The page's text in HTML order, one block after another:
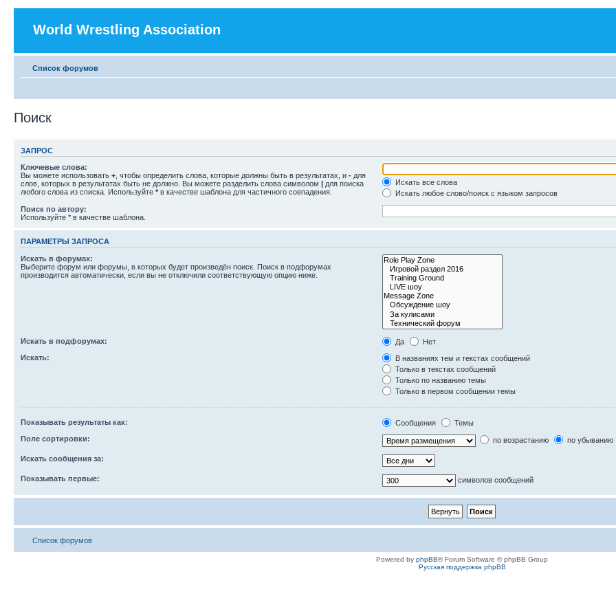
World Wrestling Association
Список форумов
Поиск
ЗАПРОС
Ключевые слова:
Вы можете использовать + , чтобы определить слова, которые должны быть в результатах, и - для
слов, которых в результатах быть не должно. Вы можете разделить слова символом | для поиска
любого слова из списка. Используйте * в качестве шаблона для частичного совпадения.
Искать все слова
Искать любое слово/поиск с языком запросов
Поиск по автору:
Используйте * в качестве шаблона.
ПАРАМЕТРЫ ЗАПРОСА
Искать в форумах:
Выберите форум или форумы, в которых будет произведён поиск. Поиск в подфорумах
производится автоматически, если вы не отключили соответствующую опцию ниже.
Искать в подфорумах: Да
Нет
Искать:
В названиях тем и текстах сообщений
Только в текстах сообщений
Только по названию темы
Только в первом сообщении темы
Показывать результаты как: Сообщения
Темы
Поле сортировки:
по возрастанию по убыванию
Искать сообщения за:
Показывать первые: символов сообщений
Список форумов
Powered by phpBB® Forum Software © phpBB Group
Русская поддержка phpBB